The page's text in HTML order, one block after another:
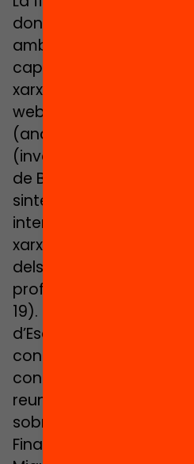
donar resposta a
amb l’objectiu
cap a models més
xarxa entre escoles. A
webinar, que serà
(analista d’Ivàlua),
(investigadora de la
de Barcelona)
sintetitza les
internacionals sobre
xarxes escolars en els
dels alumnes i en la
professorat (Què
19). Francesc Martín
d’Escoles Públiques
contrastarà l’informe i
conclusions d’un
reunir una vintena de
sobre la temàtica.
Finalment, hi haurà un